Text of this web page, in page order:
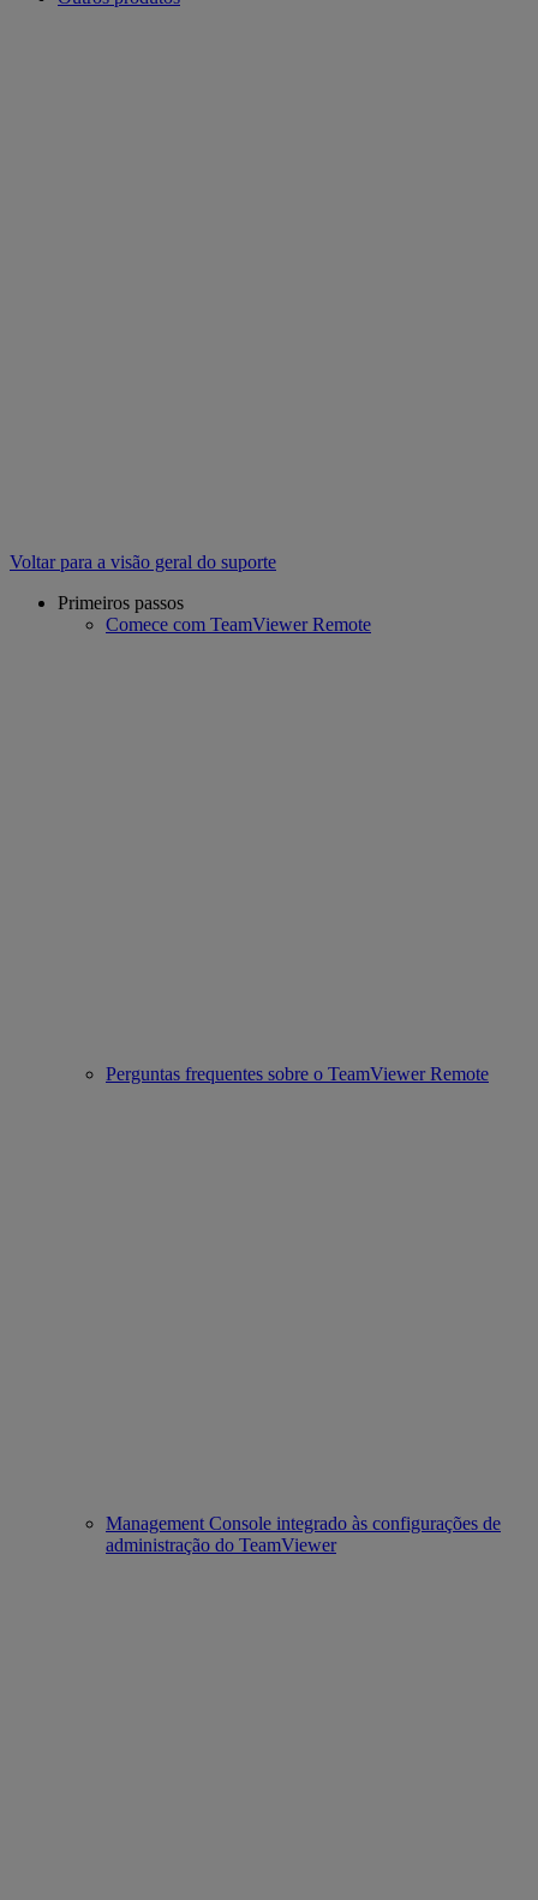
Voltar para a visão geral do suporte
Primeiros passos
Comece com TeamViewer Remote
Perguntas frequentes sobre o TeamViewer Remote
Management Console integrado às configurações de
administração do TeamViewer